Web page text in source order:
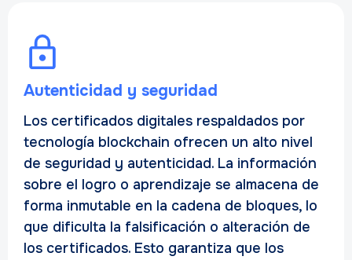
Autenticidad y seguridad
Los certificados digitales respaldados por
tecnología blockchain ofrecen un alto nivel
de seguridad y autenticidad. La información
sobre el logro o aprendizaje se almacena de
forma inmutable en la cadena de bloques, lo
que dificulta la falsificación o alteración de
los certificados. Esto garantiza que los